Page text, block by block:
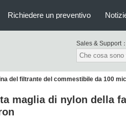
Richiedere un preventivo
Sales & Support：
del filtrante del commestibile da 100
maglia di nylon della